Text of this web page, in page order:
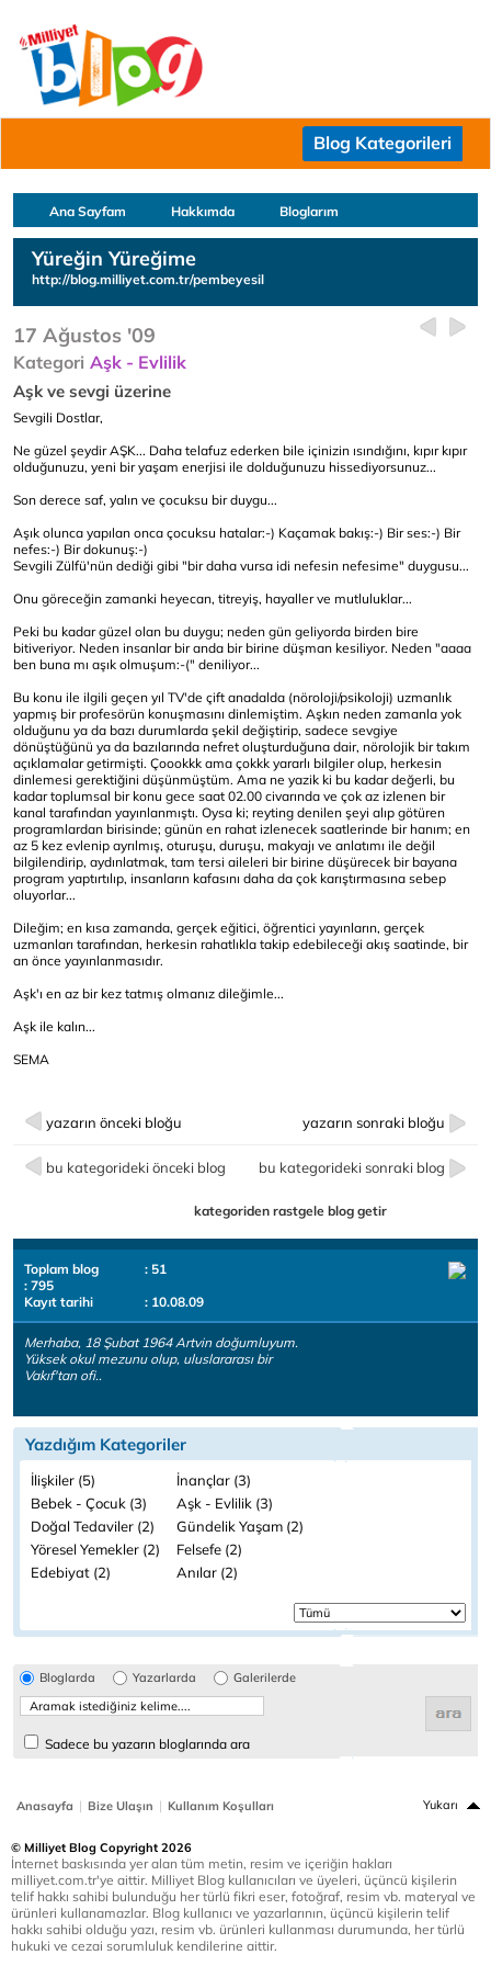
Blog Kategorileri
Ana Sayfam Hakkımda Bloglarım
Yüreğin Yüreğime
http://blog.milliyet.com.tr/pembeyesil
17 Ağustos '09
Kategori Aşk - Evlilik
Aşk ve sevgi üzerine
Sevgili Dostlar,
Ne güzel şeydir AŞK... Daha telafuz ederken bile içinizin ısındığını, kıpır kıpır
olduğunuzu, yeni bir yaşam enerjisi ile dolduğunuzu hissediyorsunuz...
Son derece saf, yalın ve çocuksu bir duygu...
Aşık olunca yapılan onca çocuksu hatalar:-) Kaçamak bakış:-) Bir ses:-) Bir
nefes:-) Bir dokunuş:-)
Sevgili Zülfü'nün dediği gibi "bir daha vursa idi nefesin nefesime" duygusu...
Onu göreceğin zamanki heyecan, titreyiş, hayaller ve mutluluklar...
Peki bu kadar güzel olan bu duygu; neden gün geliyorda birden bire
bitiveriyor. Neden insanlar bir anda bir birine düşman kesiliyor. Neden "aaaa
ben buna mı aşık olmuşum:-(" deniliyor...
Bu konu ile ilgili geçen yıl TV'de çift anadalda (nöroloji/psikoloji) uzmanlık
yapmış bir profesörün konuşmasını dinlemiştim. Aşkın neden zamanla yok
olduğunu ya da bazı durumlarda şekil değiştirip, sadece sevgiye
dönüştüğünü ya da bazılarında nefret oluşturduğuna dair, nörolojik bir takım
açıklamalar getirmişti. Çoookkk ama çokkk yararlı bilgiler olup, herkesin
dinlemesi gerektiğini düşünmüştüm. Ama ne yazik ki bu kadar değerli, bu
kadar toplumsal bir konu gece saat 02.00 civarında ve çok az izlenen bir
kanal tarafından yayınlanmıştı. Oysa ki; reyting denilen şeyi alıp götüren
programlardan birisinde; günün en rahat izlenecek saatlerinde bir hanım; en
az 5 kez evlenip ayrılmış, oturuşu, duruşu, makyajı ve anlatımı ile değil
bilgilendirip, aydınlatmak, tam tersi aileleri bir birine düşürecek bir bayana
program yaptırtılıp, insanların kafasını daha da çok karıştırmasına sebep
oluyorlar...
Dileğim; en kısa zamanda, gerçek eğitici, öğrentici yayınların, gerçek
uzmanları tarafından, herkesin rahatlıkla takip edebileceği akış saatinde, bir
an önce yayınlanmasıdır.
Aşk'ı en az bir kez tatmış olmanız dileğimle...
Aşk ile kalın...
SEMA
yazarın önceki bloğu yazarın sonraki bloğu
bu kategorideki önceki blog bu kategorideki sonraki blog
kategoriden rastgele blog getir
Toplam blog
: 51
: 795
Kayıt tarihi
: 10.08.09
Merhaba, 18 Şubat 1964 Artvin doğumluyum.
Yüksek okul mezunu olup, uluslararası bir
Vakıf'tan ofi..
Yazdığım Kategoriler
İlişkiler (5)
İnançlar (3)
Bebek - Çocuk (3)
Aşk - Evlilik (3)
Doğal Tedaviler (2)
Gündelik Yaşam (2)
Yöresel Yemekler (2)
Felsefe (2)
Edebiyat (2)
Anılar (2)
Bloglarda Yazarlarda Galerilerde
Sadece bu yazarın bloglarında ara
Anasayfa | Bize Ulaşın | Kullanım Koşulları Yukarı
© Milliyet Blog Copyright 2026
İnternet baskısında yer alan tüm metin, resim ve içeriğin hakları
milliyet.com.tr'ye aittir. Milliyet Blog kullanıcıları ve üyeleri, üçüncü kişilerin
telif hakkı sahibi bulunduğu her türlü fikri eser, fotoğraf, resim vb. materyal ve
ürünleri kullanamazlar. Blog kullanıcı ve yazarlarının, üçüncü kişilerin telif
hakkı sahibi olduğu yazı, resim vb. ürünleri kullanması durumunda, her türlü
hukuki ve cezai sorumluluk kendilerine aittir.